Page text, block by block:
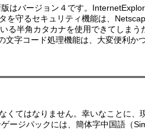
はバージョン４です。
守るセキュリティ機能は、
半角カタカナを使用できてしま
字コード処理機能は、大変便利か
てはなりません。幸いなことに、
ージパックには、簡体字中国語（